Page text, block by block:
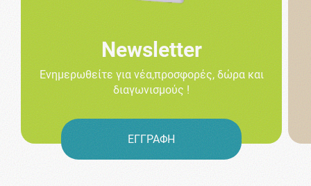
Newsletter
Ενημερωθείτε για νέα,προσφορές, δώρα και
διαγωνισμούς !
ΕΓΓΡΑΦΗ